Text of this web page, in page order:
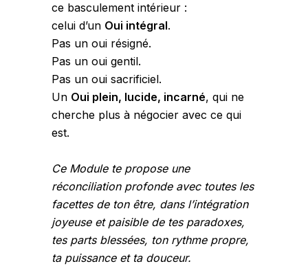
ce basculement intérieur :
celui d’un Oui intégral.
Pas un oui résigné.
Pas un oui gentil.
Pas un oui sacrificiel.
Un Oui plein, lucide, incarné, qui ne
cherche plus à négocier avec ce qui
est.
Ce Module te propose une
réconciliation profonde avec toutes les
facettes de ton être, dans l’intégration
joyeuse et paisible de tes paradoxes,
tes parts blessées, ton rythme propre,
ta puissance et ta douceur.